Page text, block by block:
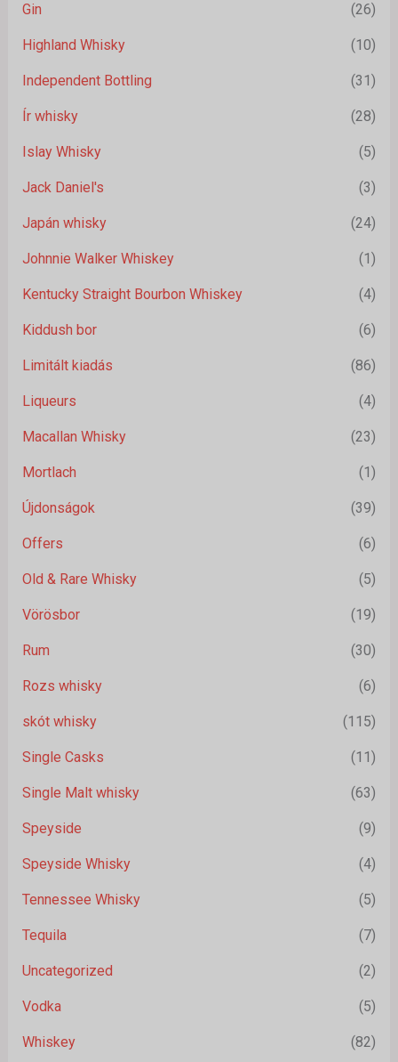
Gin (26)
Highland Whisky (10)
Independent Bottling (31)
Ír whisky (28)
Islay Whisky (5)
Jack Daniel's (3)
Japán whisky (24)
Johnnie Walker Whiskey (1)
Kentucky Straight Bourbon Whiskey (4)
Kiddush bor (6)
Limitált kiadás (86)
Liqueurs (4)
Macallan Whisky (23)
Mortlach (1)
Újdonságok (39)
Offers (6)
Old & Rare Whisky (5)
Vörösbor (19)
Rum (30)
Rozs whisky (6)
skót whisky (115)
Single Casks (11)
Single Malt whisky (63)
Speyside (9)
Speyside Whisky (4)
Tennessee Whisky (5)
Tequila (7)
Uncategorized (2)
Vodka (5)
Whiskey (82)